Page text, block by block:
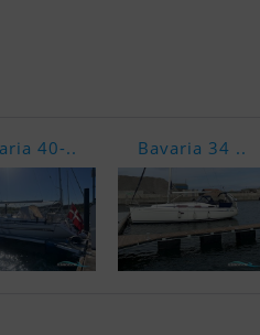
40-.. Bavaria 34 ..